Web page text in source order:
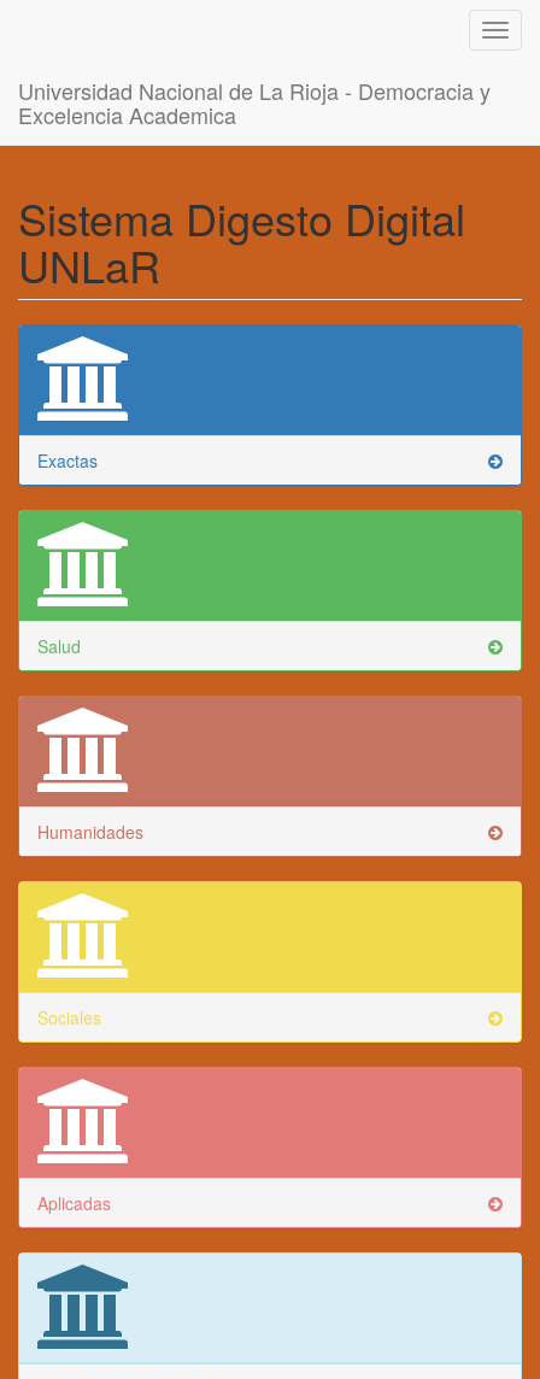
Universidad Nacional de La Rioja - Democracia y
Excelencia Academica
Sistema Digesto Digital
UNLaR
Exactas
Salud
Humanidades
Sociales
Aplicadas